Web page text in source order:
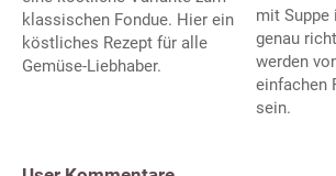
klassischen Fondue. Hier ein
köstliches Rezept für alle
Gemüse-Liebhaber.
mit Suppe
genau
werden
einfachen
sein.